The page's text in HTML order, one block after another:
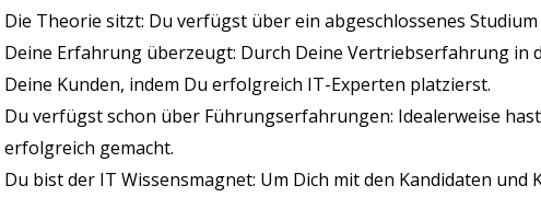
Die Theorie sitzt: Du verfügst über ein abgeschlossenes
Deine Erfahrung überzeugt: Durch Deine Vertriebserfahrung
Deine Kunden, indem Du erfolgreich IT-Experten platzierst.
Du verfügst schon über Führungserfahrungen: Idealerweise
erfolgreich gemacht.
Du bist der IT Wissensmagnet: Um Dich mit den Kandidaten